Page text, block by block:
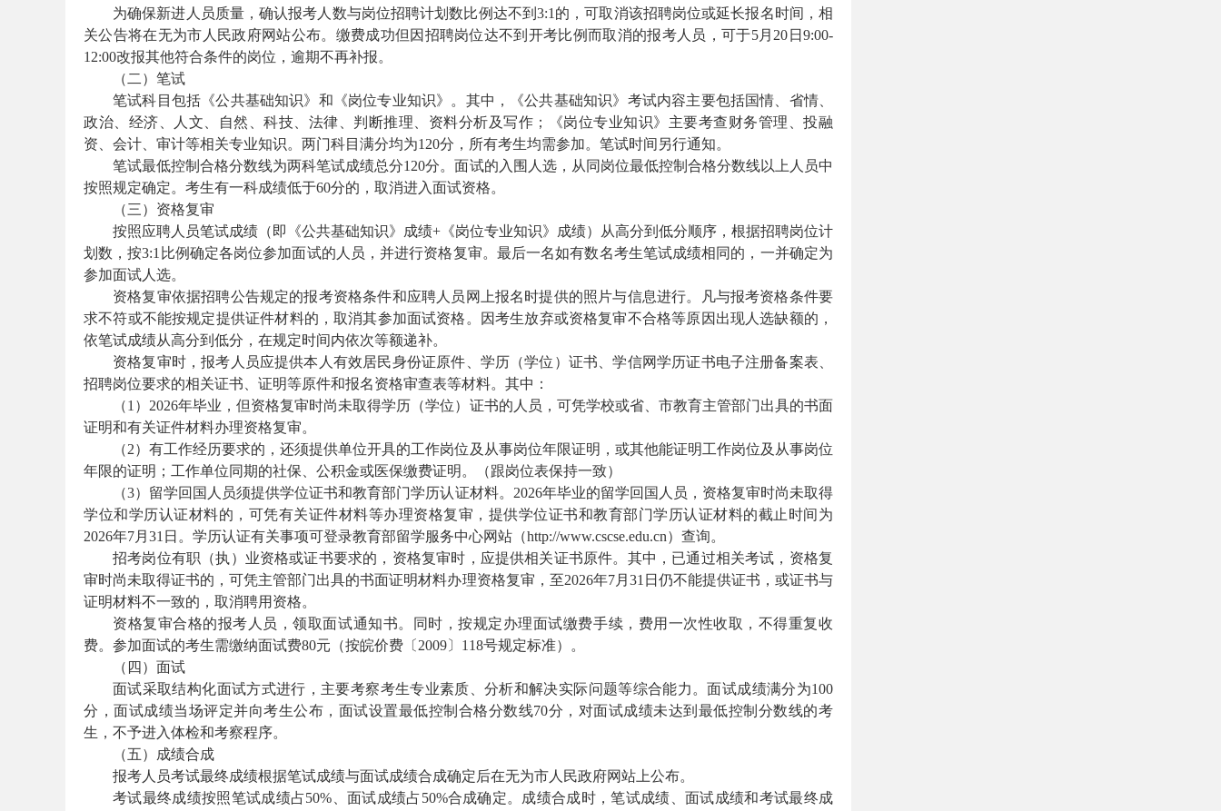
为确保新进人员质量，确认报考人数与岗位招聘计划数比例达不到3:1的，可取消该招聘岗位或延长报名时间，相
关公告将在无为市人民政府网站公布。缴费成功但因招聘岗位达不到开考比例而取消的报考人员，可于5月20日9:00-
12:00改报其他符合条件的岗位，逾期不再补报。
（二）笔试
笔试科目包括《公共基础知识》和《岗位专业知识》。其中，《公共基础知识》考试内容主要包括国情、省情、
政治、经济、人文、自然、科技、法律、判断推理、资料分析及写作；《岗位专业知识》主要考查财务管理、投融
资、会计、审计等相关专业知识。两门科目满分均为120分，所有考生均需参加。笔试时间另行通知。
笔试最低控制合格分数线为两科笔试成绩总分120分。面试的入围人选，从同岗位最低控制合格分数线以上人员中
按照规定确定。考生有一科成绩低于60分的，取消进入面试资格。
（三）资格复审
按照应聘人员笔试成绩（即《公共基础知识》成绩+《岗位专业知识》成绩）从高分到低分顺序，根据招聘岗位计
划数，按3:1比例确定各岗位参加面试的人员，并进行资格复审。最后一名如有数名考生笔试成绩相同的，一并确定为
参加面试人选。
资格复审依据招聘公告规定的报考资格条件和应聘人员网上报名时提供的照片与信息进行。凡与报考资格条件要
求不符或不能按规定提供证件材料的，取消其参加面试资格。因考生放弃或资格复审不合格等原因出现人选缺额的，
依笔试成绩从高分到低分，在规定时间内依次等额递补。
资格复审时，报考人员应提供本人有效居民身份证原件、学历（学位）证书、学信网学历证书电子注册备案表、
招聘岗位要求的相关证书、证明等原件和报名资格审查表等材料。其中：
（1）2026年毕业，但资格复审时尚未取得学历（学位）证书的人员，可凭学校或省、市教育主管部门出具的书面
证明和有关证件材料办理资格复审。
（2）有工作经历要求的，还须提供单位开具的工作岗位及从事岗位年限证明，或其他能证明工作岗位及从事岗位
年限的证明；工作单位同期的社保、公积金或医保缴费证明。（跟岗位表保持一致）
（3）留学回国人员须提供学位证书和教育部门学历认证材料。2026年毕业的留学回国人员，资格复审时尚未取得
学位和学历认证材料的，可凭有关证件材料等办理资格复审，提供学位证书和教育部门学历认证材料的截止时间为
2026年7月31日。学历认证有关事项可登录教育部留学服务中心网站（http://www.cscse.edu.cn）查询。
招考岗位有职（执）业资格或证书要求的，资格复审时，应提供相关证书原件。其中，已通过相关考试，资格复
审时尚未取得证书的，可凭主管部门出具的书面证明材料办理资格复审，至2026年7月31日仍不能提供证书，或证书与
证明材料不一致的，取消聘用资格。
资格复审合格的报考人员，领取面试通知书。同时，按规定办理面试缴费手续，费用一次性收取，不得重复收
费。参加面试的考生需缴纳面试费80元（按皖价费〔2009〕118号规定标准）。
（四）面试
面试采取结构化面试方式进行，主要考察考生专业素质、分析和解决实际问题等综合能力。面试成绩满分为100
分，面试成绩当场评定并向考生公布，面试设置最低控制合格分数线70分，对面试成绩未达到最低控制分数线的考
生，不予进入体检和考察程序。
（五）成绩合成
报考人员考试最终成绩根据笔试成绩与面试成绩合成确定后在无为市人民政府网站上公布。
考试最终成绩按照笔试成绩占50%、面试成绩占50%合成确定。成绩合成时，笔试成绩、面试成绩和考试最终成